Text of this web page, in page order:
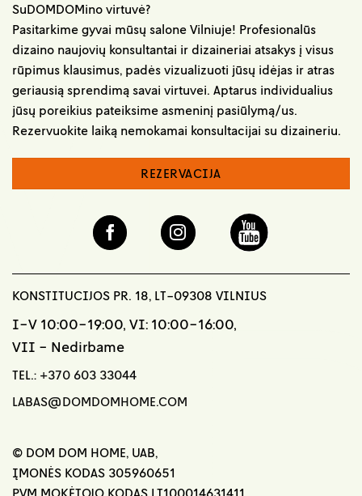
SuDOMDOMino virtuvė?
Pasitarkime gyvai mūsų salone Vilniuje! Profesionalūs
dizaino naujovių konsultantai ir dizaineriai atsakys į visus
rūpimus klausimus, padės vizualizuoti jūsų idėjas ir atras
geriausią sprendimą savai virtuvei. Aptarus individualius
jūsų poreikius pateiksime asmeninį pasiūlymą/us.
Rezervuokite laiką nemokamai konsultacijai su dizaineriu.
REZERVACIJA
KONSTITUCIJOS PR. 18, LT-09308 VILNIUS
I-V 10:00-19:00, VI: 10:00-16:00,
VII - Nedirbame
TEL.: +370 603 33044
LABAS@DOMDOMHOME.COM
© DOM DOM HOME, UAB,
ĮMONĖS KODAS 305960651
PVM MOKĖTOJO KODAS LT100014631411